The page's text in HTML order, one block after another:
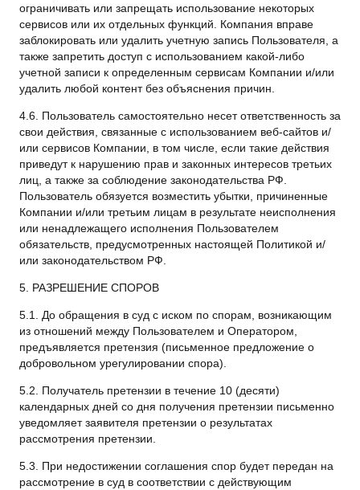
ограничивать или запрещать использование некоторых
сервисов или их отдельных функций. Компания вправе
заблокировать или удалить учетную запись Пользователя, а
также запретить доступ с использованием какой-либо
учетной записи к определенным сервисам Компании и/или
удалить любой контент без объяснения причин.
4.6. Пользователь самостоятельно несет ответственность за
свои действия, связанные с использованием веб-сайтов и/
или сервисов Компании, в том числе, если такие действия
приведут к нарушению прав и законных интересов третьих
лиц, а также за соблюдение законодательства РФ.
Пользователь обязуется возместить убытки, причиненные
Компании и/или третьим лицам в результате неисполнения
или ненадлежащего исполнения Пользователем
обязательств, предусмотренных настоящей Политикой и/
или законодательством РФ.
5. РАЗРЕШЕНИЕ СПОРОВ
5.1. До обращения в суд с иском по спорам, возникающим
из отношений между Пользователем и Оператором,
предъявляется претензия (письменное предложение о
добровольном урегулировании спора).
5.2. Получатель претензии в течение 10 (десяти)
календарных дней со дня получения претензии письменно
уведомляет заявителя претензии о результатах
рассмотрения претензии.
5.3. При недостижении соглашения спор будет передан на
рассмотрение в суд в соответствии с действующим